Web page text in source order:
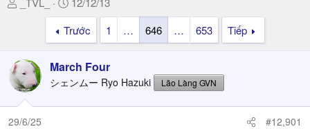
a
d
s
t
a
g
à
y
ử
i
Trước
1 … 646 … 653 Tiếp
March Four
シェンムー Ryo Hazuki Lão Làng GVN
29/6/25 #12,901